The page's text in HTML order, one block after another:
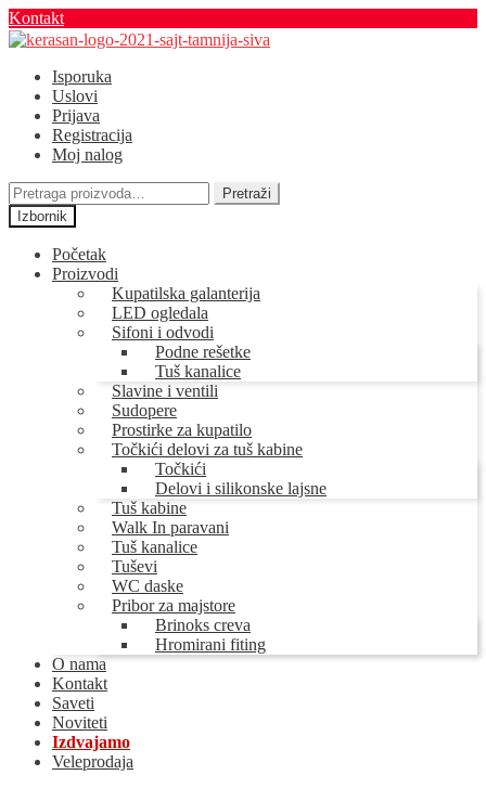
Kontakt
Preskoči
navigaciju
Skoči
sadržajIsporuka
Uslovi
Prijava
Registracija
Moj nalog
Pretraga
za:
Pretraži
Izbornik
Početak
Proizvodi
Kupatilska galanterija
LED ogledala
Sifoni i odvodi
Podne rešetke
Tuš kanalice
Slavine i ventili
Sudopere
Prostirke za kupatilo
Točkići delovi za tuš kabine
Točkići
Delovi i silikonske lajsne
Tuš kabine
Walk In paravani
Tuš kanalice
Tuševi
WC daske
Pribor za majstore
Brinoks creva
Hromirani fiting
O nama
Kontakt
Saveti
Noviteti
Izdvajamo
Veleprodaja